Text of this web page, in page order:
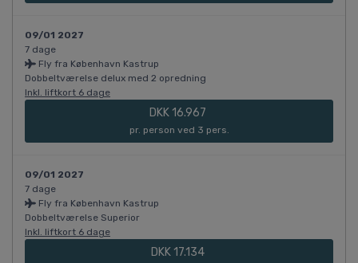
09/01 2027
7 dage
Fly fra København Kastrup
Dobbeltværelse delux med 2 opredning
Inkl. liftkort 6 dage
DKK 16.967
pr. person ved 3 pers.
09/01 2027
7 dage
Fly fra København Kastrup
Dobbeltværelse Superior
Inkl. liftkort 6 dage
DKK 17.134